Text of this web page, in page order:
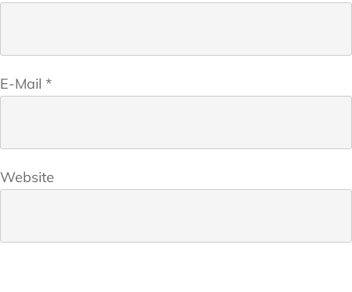
E-Mail *
Website